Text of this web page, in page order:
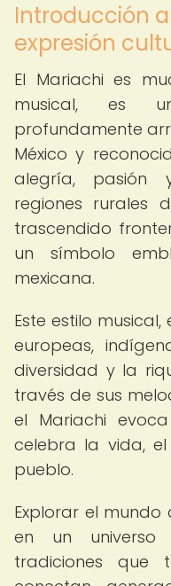
Introducción
expresión
El Mariachi es
musical, es
profundamente
México y
alegría, pasión
regiones rurales
trascendido
un símbolo
mexicana.
Este estilo
europeas,
diversidad y la
través de sus
el Mariachi
celebra la vida,
pueblo.
Explorar el mundo
en un universo
tradiciones que